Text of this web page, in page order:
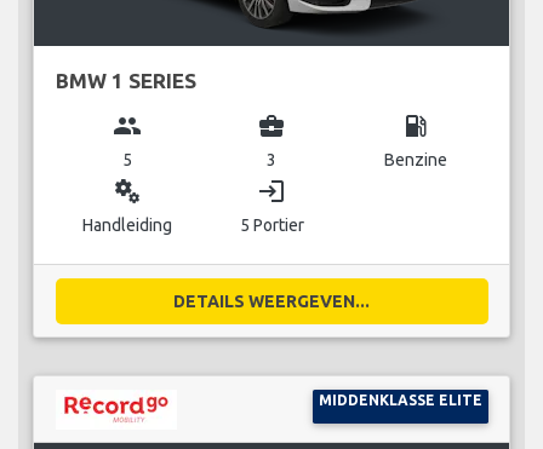
BMW 1 SERIES
group
5
business_center
3
local_gas_station
Benzine
miscellaneous_services
Handleiding
login
5 Portier
DETAILS WEERGEVEN...
MIDDENKLASSE ELITE